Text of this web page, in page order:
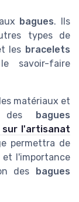
bagues. Ils
types de
les bracelets
savoir-faire
matériaux et
des bagues
l'artisanat
permettra de
et l'importance
des bagues